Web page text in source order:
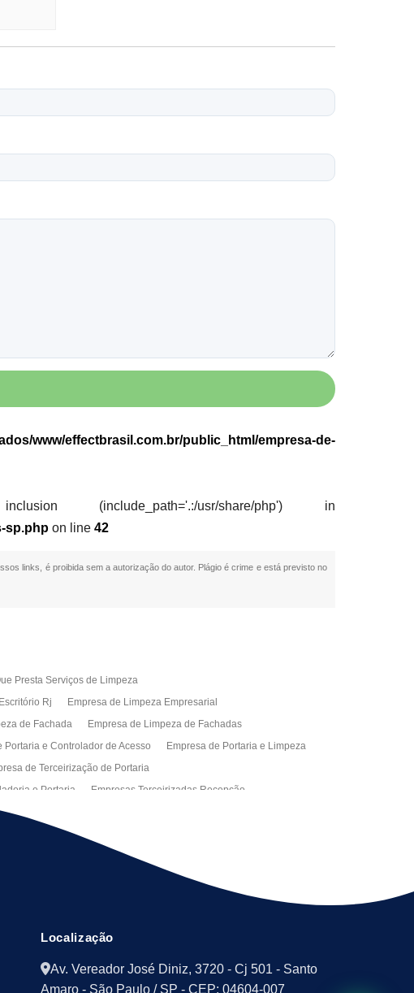
www/effectbrasil.com.br/public_html/empresa-de-
(include_path='.:/usr/share/php') in
sp.php on line42
links, é proibida sem a autorização do autor. Plágio é crime e está previsto no
Presta Serviços de Limpeza
Rj
Empresa de Limpeza Empresarial
de Fachada
Empresa de Limpeza de Fachadas
Portaria e Controlador de Acesso
Empresa de Portaria e Limpeza
de Terceirização de Portaria
e Portaria
Empresas Terceirizadas Recepção
para Empresa
Terceirizada
de Manutenção Predial
Localização
Av. Vereador José Diniz, 3720 - Cj 501 - Santo
Amaro - São Paulo / SP - CEP: 04604-007